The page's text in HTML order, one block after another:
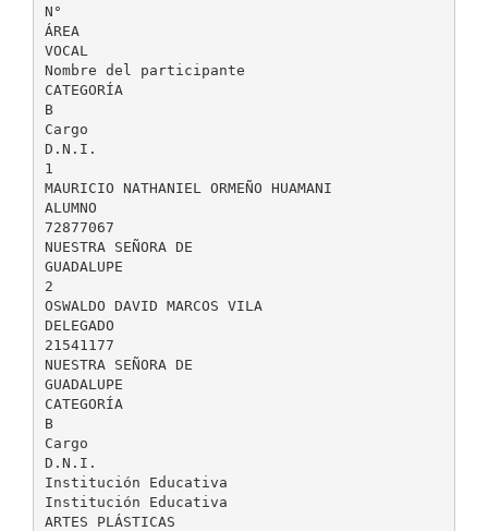
N°
ÁREA
VOCAL
Nombre del participante
CATEGORÍA
B
Cargo
D.N.I.
1
MAURICIO NATHANIEL ORMEÑO HUAMANI
ALUMNO
72877067
NUESTRA SEÑORA DE
GUADALUPE
2
OSWALDO DAVID MARCOS VILA
DELEGADO
21541177
NUESTRA SEÑORA DE
GUADALUPE
CATEGORÍA
B
Cargo
D.N.I.
Institución Educativa
Institución Educativa
ARTES PLÁSTICAS